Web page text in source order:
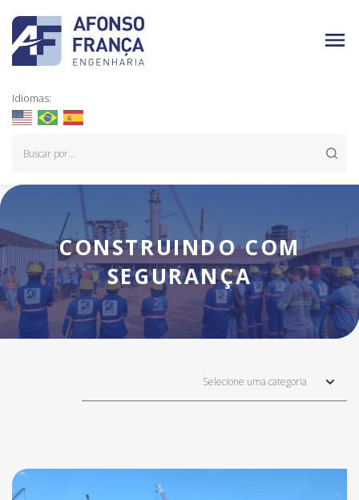
Idiomas:
CONSTRUINDO COM
SEGURANÇA
Selecione uma categoria